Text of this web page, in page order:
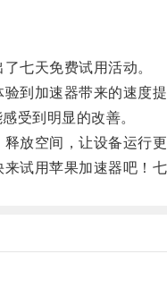
七天免费试用活动。
加速器带来的速度提
受到明显的改善。
空间，让设备运行更
用苹果加速器吧！七